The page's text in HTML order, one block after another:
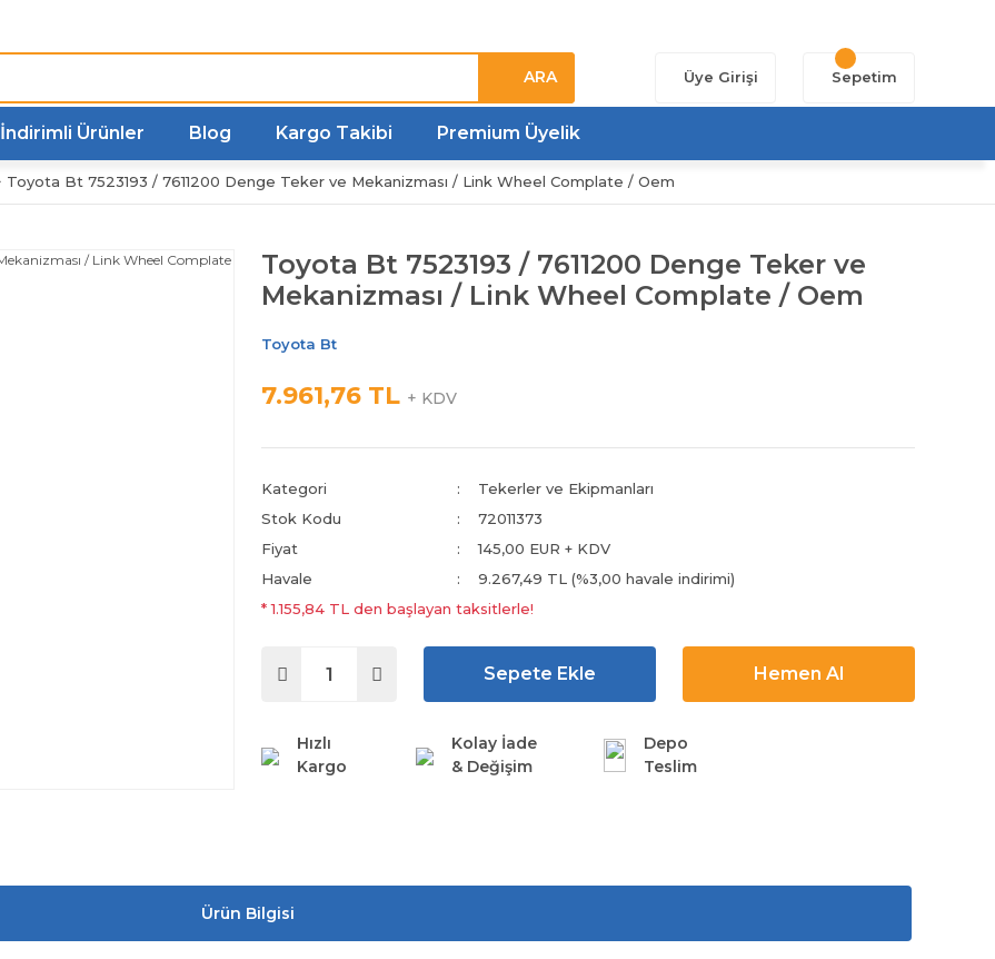
ARA Üye Girişi Sepetim
İndirimli Ürünler Blog Kargo Takibi Premium Üyelik
Toyota Bt 7523193 / 7611200 Denge Teker ve Mekanizması / Link Wheel Complate / Oem
Toyota Bt 7523193 / 7611200 Denge Teker ve
Mekanizması / Link Wheel Complate / Oem
Toyota Bt
7.961,76 TL + KDV
Kategori
Tekerler ve Ekipmanları
Stok Kodu
72011373
Fiyat
145,00 EUR + KDV
Havale
9.267,49 TL (%3,00 havale indirimi)
* 1.155,84 TL den başlayan taksitlerle!
Sepete Ekle Hemen Al
Hızlı
Kargo
Kolay İade
& Değişim
Depo
Teslim
Ürün Bilgisi